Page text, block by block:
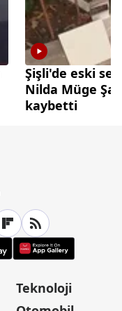
Şişli'de eski
Nilda Müge
kaybetti
Teknoloji